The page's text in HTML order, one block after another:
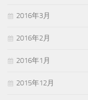
2016年3月
2016年2月
2016年1月
2015年12月